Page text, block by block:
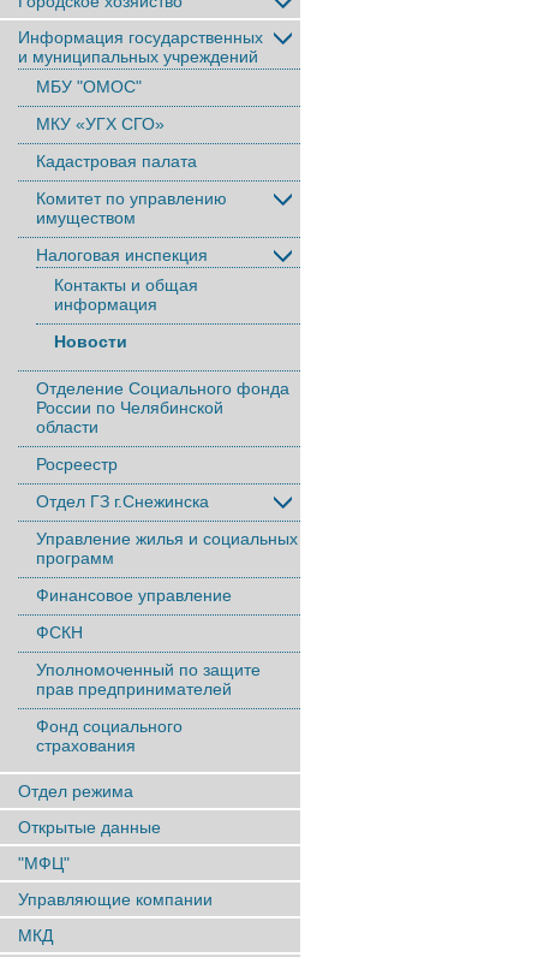
Информация государственных
и муниципальных учреждений
МБУ "ОМОС"
МКУ «УГХ СГО»
Кадастровая палата
Комитет по управлению
имуществом
Налоговая инспекция
Контакты и общая
информация
Новости
Отделение Социального фонда
России по Челябинской
области
Росреестр
Отдел ГЗ г.Снежинска
Управление жилья и социальных
программ
Финансовое управление
ФСКН
Уполномоченный по защите
прав предпринимателей
Фонд социального
страхования
Отдел режима
Открытые данные
"МФЦ"
Управляющие компании
МКД